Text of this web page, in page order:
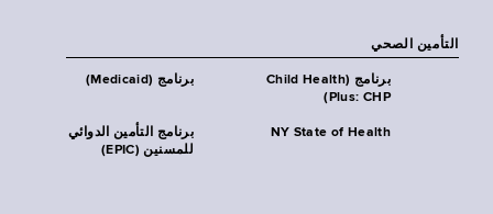
التأمين الصحي
برنامج (Medicaid)
برنامج (Child Health
Plus: CHP)
برنامج التأمين الدوائي
للمسنين (EPIC)
NY State of Health